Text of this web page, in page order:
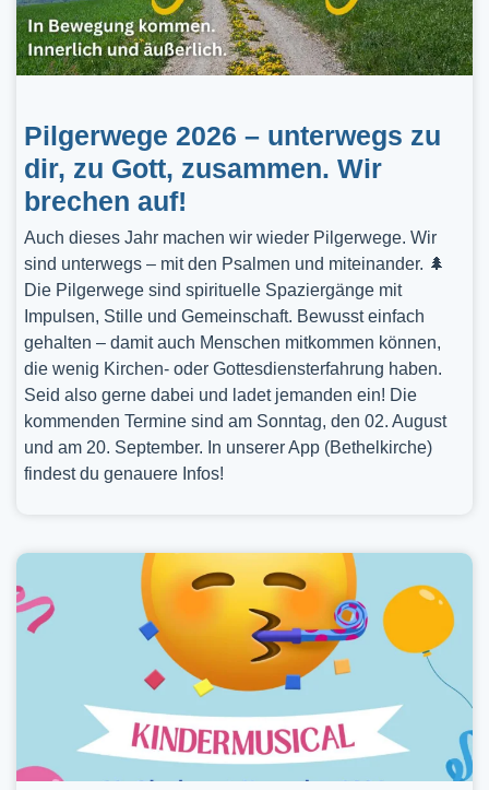
Pilgerwege 2026 – unterwegs zu
dir, zu Gott, zusammen. Wir
brechen auf!
Auch dieses Jahr machen wir wieder Pilgerwege. Wir
sind unterwegs – mit den Psalmen und miteinander. 🌲
Die Pilgerwege sind spirituelle Spaziergänge mit
Impulsen, Stille und Gemeinschaft. Bewusst einfach
gehalten – damit auch Menschen mitkommen können,
die wenig Kirchen- oder Gottesdiensterfahrung haben.
Seid also gerne dabei und ladet jemanden ein! Die
kommenden Termine sind am Sonntag, den 02. August
und am 20. September. In unserer App (Bethelkirche)
findest du genauere Infos!